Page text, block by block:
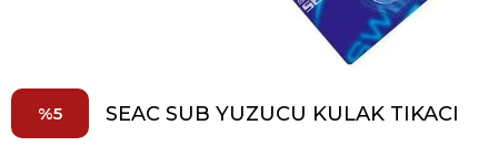
5 SEAC SUB YUZUCU KULAK TIKACI